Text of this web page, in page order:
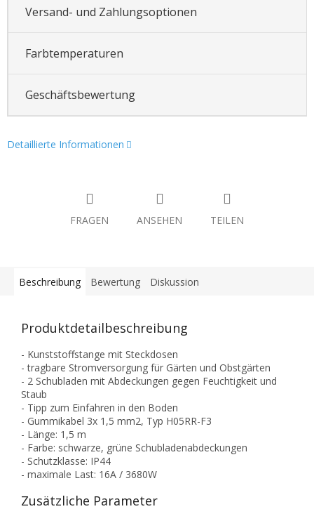
Versand- und Zahlungsoptionen
Farbtemperaturen
Geschäftsbewertung
Detaillierte Informationen
FRAGEN ANSEHEN TEILEN
Beschreibung Bewertung Diskussion
Produktdetailbeschreibung
- Kunststoffstange mit Steckdosen
- tragbare Stromversorgung für Gärten und Obstgärten
- 2 Schubladen mit Abdeckungen gegen Feuchtigkeit und
Staub
- Tipp zum Einfahren in den Boden
- Gummikabel 3x 1,5 mm2, Typ H05RR-F3
- Länge: 1,5 m
- Farbe: schwarze, grüne Schubladenabdeckungen
- Schutzklasse: IP44
- maximale Last: 16A / 3680W
Zusätzliche Parameter